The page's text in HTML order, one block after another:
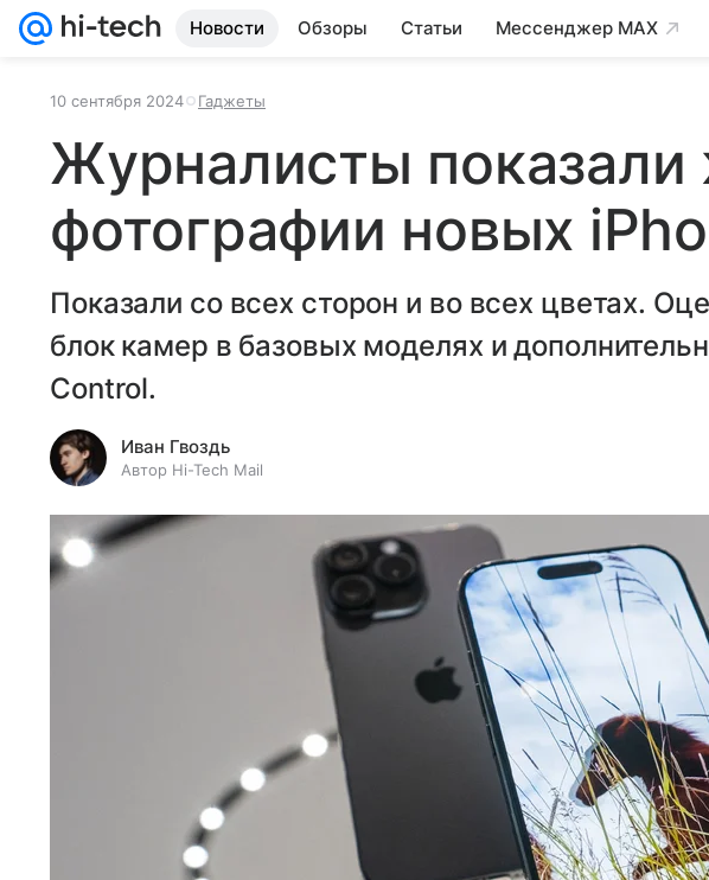
Новости Обзоры Статьи Мессенджер MAX
10 сентября 2024 Гаджеты
Журналисты
фотографии новых
Показали со всех сторон и во всех цветах.
блок камер в базовых моделях и
Control.
Иван Гвоздь
Автор Hi-Tech Mail